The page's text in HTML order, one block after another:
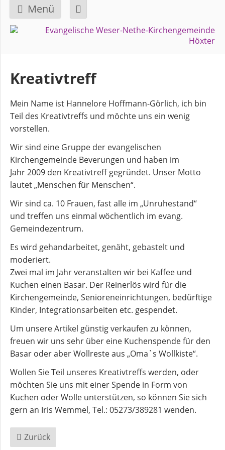
Menü
Navigation
GEMEINDE
uns
Überblick
Bezirke
Gremien
und
Ausschüsse
Pfarrer
und
Pfarrerinnen
Gemeindebüro
Weinbergstiftung
AKTUELLES
Neuigkeiten
Terminkalender
Gemeindebrief
Kreativtreff
Mein Name ist Hannelore Hoffmann-Görlich, ich bin
Teil des Kreativtreffs und möchte uns ein wenig
vorstellen.
Wir sind eine Gruppe der evangelischen
Kirchengemeinde Beverungen und haben im
Jahr 2009 den Kreativtreff gegründet. Unser Motto
lautet „Menschen für Menschen“.
Wir sind ca. 10 Frauen, fast alle im „Unruhestand“
und treffen uns einmal wöchentlich im evang.
Gemeindezentrum.
Es wird gehandarbeitet, genäht, gebastelt und
moderiert.
Zwei mal im Jahr veranstalten wir bei Kaffee und
Kuchen einen Basar. Der Reinerlös wird für die
Kirchengemeinde, Senioreneinrichtungen, bedürftige
Kinder, Integrationsarbeiten etc. gespendet.
Um unsere Artikel günstig verkaufen zu können,
freuen wir uns sehr über eine Kuchenspende für den
Basar oder aber Wollreste aus „Oma`s Wollkiste“.
Wollen Sie Teil unseres Kreativtreffs werden, oder
möchten Sie uns mit einer Spende in Form von
Kuchen oder Wolle unterstützen, so können Sie sich
gern an Iris Wemmel, Tel.: 05273/389281 wenden.
Zurück